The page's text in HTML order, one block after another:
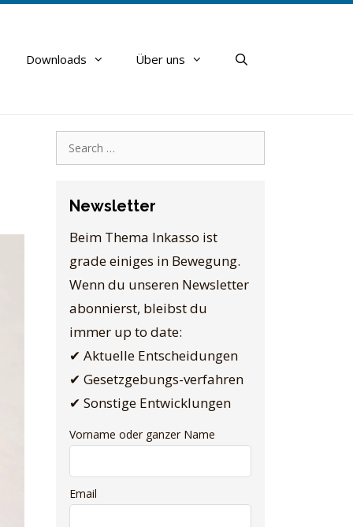
Downloads Über uns
Search
for:
Newsletter
Beim Thema Inkasso ist
grade einiges in Bewegung.
Wenn du unseren Newsletter
abonnierst, bleibst du
immer up to date:
✔ Aktuelle Entscheidungen
✔ Gesetzgebungs-verfahren
✔ Sonstige Entwicklungen
Vorname oder ganzer Name
Email